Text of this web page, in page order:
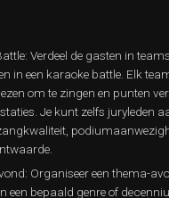
Verdeel de gasten in
in een karaoke battle. Elk
om te zingen en punten
Je kunt zelfs juryleden
Organiseer een thema-
een bepaald genre of